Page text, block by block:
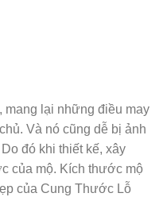
mang lại những điều may
Và nó cũng dễ bị ảnh
đó khi thiết kế, xây
của mộ. Kích thước mộ
của Cung Thước Lỗ